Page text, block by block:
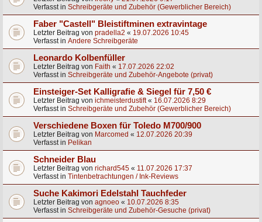
Verfasst in Schreibgeräte und Zubehör (Gewerblicher Bereich)
Faber "Castell" Bleistiftminen extravintage
Letzter Beitrag von pradella2 « 19.07.2026 10:45
Verfasst in Andere Schreibgeräte
Leonardo Kolbenfüller
Letzter Beitrag von Faith « 17.07.2026 22:02
Verfasst in Schreibgeräte und Zubehör-Angebote (privat)
Einsteiger-Set Kalligrafie & Siegel für 7,50 €
Letzter Beitrag von ichmeisterdustift« 16.07.2026 8:29
Verfasst in Schreibgeräte und Zubehör (Gewerblicher Bereich)
Verschiedene Boxen für Toledo M700/900
Letzter Beitrag von Marcomed « 12.07.2026 20:39
Verfasst in Pelikan
Schneider Blau
Letzter Beitrag von richard545 « 11.07.2026 17:37
Verfasst in Tintenbetrachtungen / Ink-Reviews
Suche Kakimori Edelstahl Tauchfeder
Letzter Beitrag von agnoeo « 10.07.2026 8:35
Verfasst in Schreibgeräte und Zubehör-Gesuche (privat)